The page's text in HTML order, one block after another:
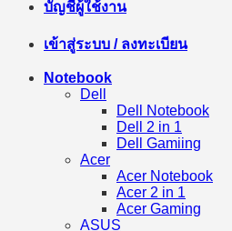
บัญชีผู้ใช้งาน
เข้าสู่ระบบ / ลงทะเบียน
Notebook
Dell
Dell Notebook
Dell 2 in 1
Dell Gamiing
Acer
Acer Notebook
Acer 2 in 1
Acer Gaming
ASUS